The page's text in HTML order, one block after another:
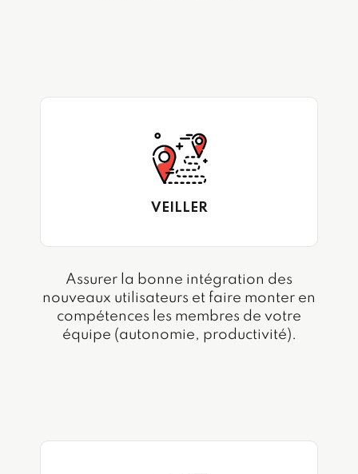
VEILLER
Assurer la bonne intégration des
nouveaux utilisateurs et faire monter en
compétences les membres de votre
équipe (autonomie, productivité).